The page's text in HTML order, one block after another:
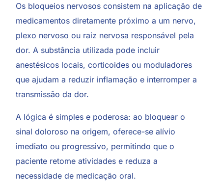
Os bloqueios nervosos consistem na aplicação de
medicamentos diretamente próximo a um nervo,
plexo nervoso ou raiz nervosa responsável pela
dor. A substância utilizada pode incluir
anestésicos locais, corticoides ou moduladores
que ajudam a reduzir inflamação e interromper a
transmissão da dor.
A lógica é simples e poderosa: ao bloquear o
sinal doloroso na origem, oferece-se alívio
imediato ou progressivo, permitindo que o
paciente retome atividades e reduza a
necessidade de medicação oral.